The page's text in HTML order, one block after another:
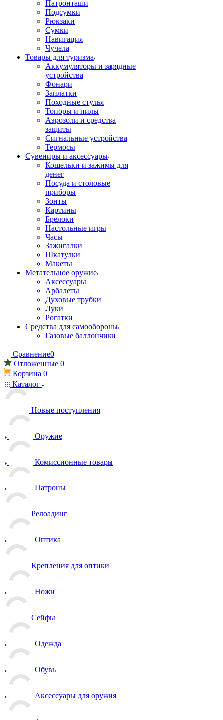
Патронташи
Подсумки
Рюкзаки
Сумки
Навигация
Чучела
Товары для туризма
Аккумуляторы и зарядные
устройства
Фонари
Заплатки
Походные стулья
Топоры и пилы
Аэрозоли и средства
защиты
Сигнальные устройства
Термосы
Сувениры и аксессуары
Кошельки и зажимы для
денег
Посуда и столовые
приборы
Зонты
Картины
Брелоки
Настольные игры
Часы
Зажигалки
Шкатулки
Макеты
Метательное оружие
Аксессуары
Арбалеты
Духовые трубки
Луки
Рогатки
Средства для самообороны
Газовые баллончики
Сравнение0
Отложенные 0
Корзина 0
Каталог
Новые поступления
Оружие
Комиссионные товары
Патроны
Релоадинг
Оптика
Крепления для оптики
Ножи
Сейфы
Одежда
Обувь
Аксессуары для оружия